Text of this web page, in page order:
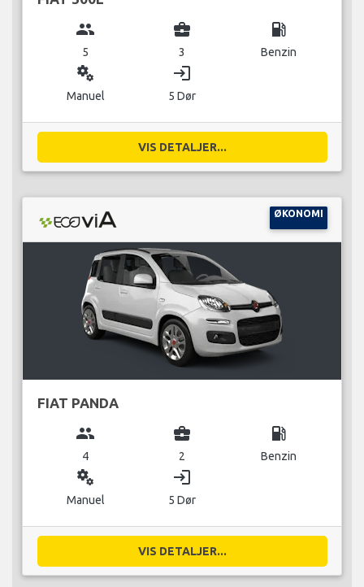
group
5
business_center
3
local_gas_station
Benzin
miscellaneous_services
Manuel
login
5 Dør
VIS DETALJER...
ØKONOMI
FIAT PANDA
group
4
business_center
2
local_gas_station
Benzin
miscellaneous_services
Manuel
login
5 Dør
VIS DETALJER...